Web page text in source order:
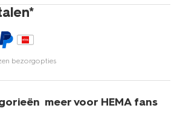
bezorgopties
meer voor HEMA fans